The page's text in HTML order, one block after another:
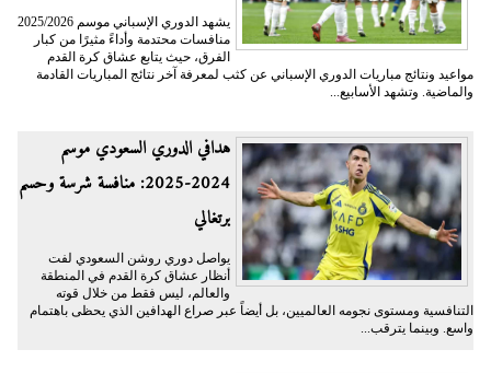
يشهد الدوري الإسباني موسم 2025/2026
منافسات محتدمة وأداءً مثيرًا من كبار
الفرق، حيث يتابع عشاق كرة القدم
مواعيد ونتائج مباريات الدوري الإسباني عن كثب لمعرفة آخر نتائج المباريات القادمة
والماضية. وتشهد الأسابيع...
هدافي الدوري السعودي موسم
2024-2025: منافسة شرسة وحسم
برتغالي
يواصل دوري روشن السعودي لفت
أنظار عشاق كرة القدم في المنطقة
والعالم، ليس فقط من خلال قوته
التنافسية ومستوى نجومه العالميين، بل أيضاً عبر صراع الهدافين الذي يحظى باهتمام
واسع. وبينما يترقب...